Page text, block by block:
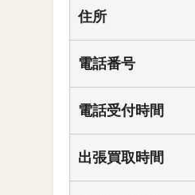
住所
電話番号
電話受付時間
出張買取時間